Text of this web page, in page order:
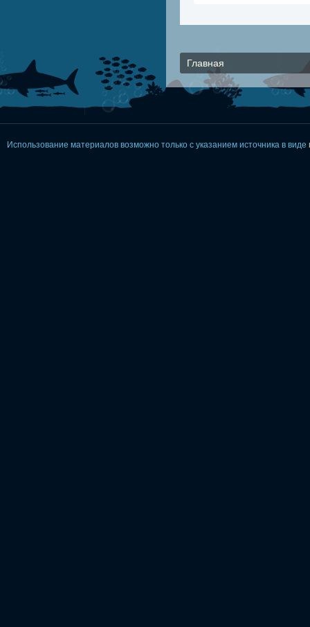
Главная
Использование материалов возможно только с указанием источника в виде